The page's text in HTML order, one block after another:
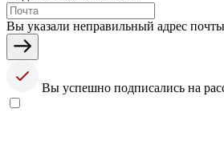
Вы указали неправильный адрес почты
Вы успешно подписались на